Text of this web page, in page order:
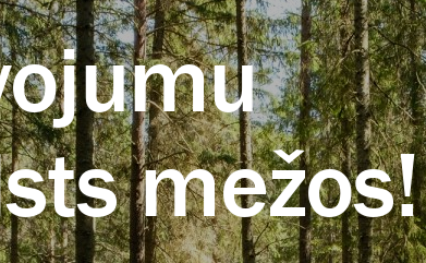
mežos!